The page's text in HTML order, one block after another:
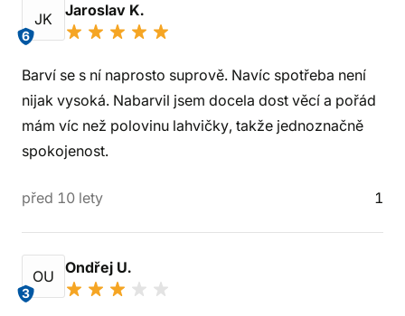
JK
6
Jaroslav K.
Barví se s ní naprosto suprově. Navíc spotřeba není
nijak vysoká. Nabarvil jsem docela dost věcí a pořád
mám víc než polovinu lahvičky, takže jednoznačně
spokojenost.
před 10 lety 1
OU
3
Ondřej U.